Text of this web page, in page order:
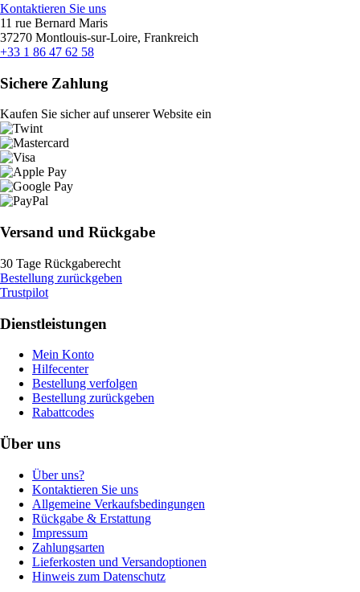
Kontaktieren Sie uns
11 rue Bernard Maris
37270 Montlouis-sur-Loire, Frankreich
+33 1 86 47 62 58
Sichere Zahlung
Kaufen Sie sicher auf unserer Website ein
Versand und Rückgabe
30 Tage Rückgaberecht
Bestellung zurückgeben
Trustpilot
Dienstleistungen
Mein Konto
Hilfecenter
Bestellung verfolgen
Bestellung zurückgeben
Rabattcodes
Über uns
Über uns?
Kontaktieren Sie uns
Allgemeine Verkaufsbedingungen
Rückgabe & Erstattung
Impressum
Zahlungsarten
Lieferkosten und Versandoptionen
Hinweis zum Datenschutz